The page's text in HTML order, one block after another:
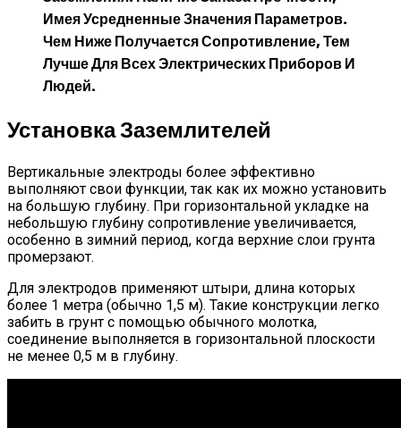
Имея Усредненные Значения Параметров.
Чем Ниже Получается Сопротивление, Тем
Лучше Для Всех Электрических Приборов И
Людей.
Установка Заземлителей
Вертикальные электроды более эффективно
выполняют свои функции, так как их можно установить
на большую глубину. При горизонтальной укладке на
небольшую глубину сопротивление увеличивается,
особенно в зимний период, когда верхние слои грунта
промерзают.
Для электродов применяют штыри, длина которых
более 1 метра (обычно 1,5 м). Такие конструкции легко
забить в грунт с помощью обычного молотка,
соединение выполняется в горизонтальной плоскости
не менее 0,5 м в глубину.